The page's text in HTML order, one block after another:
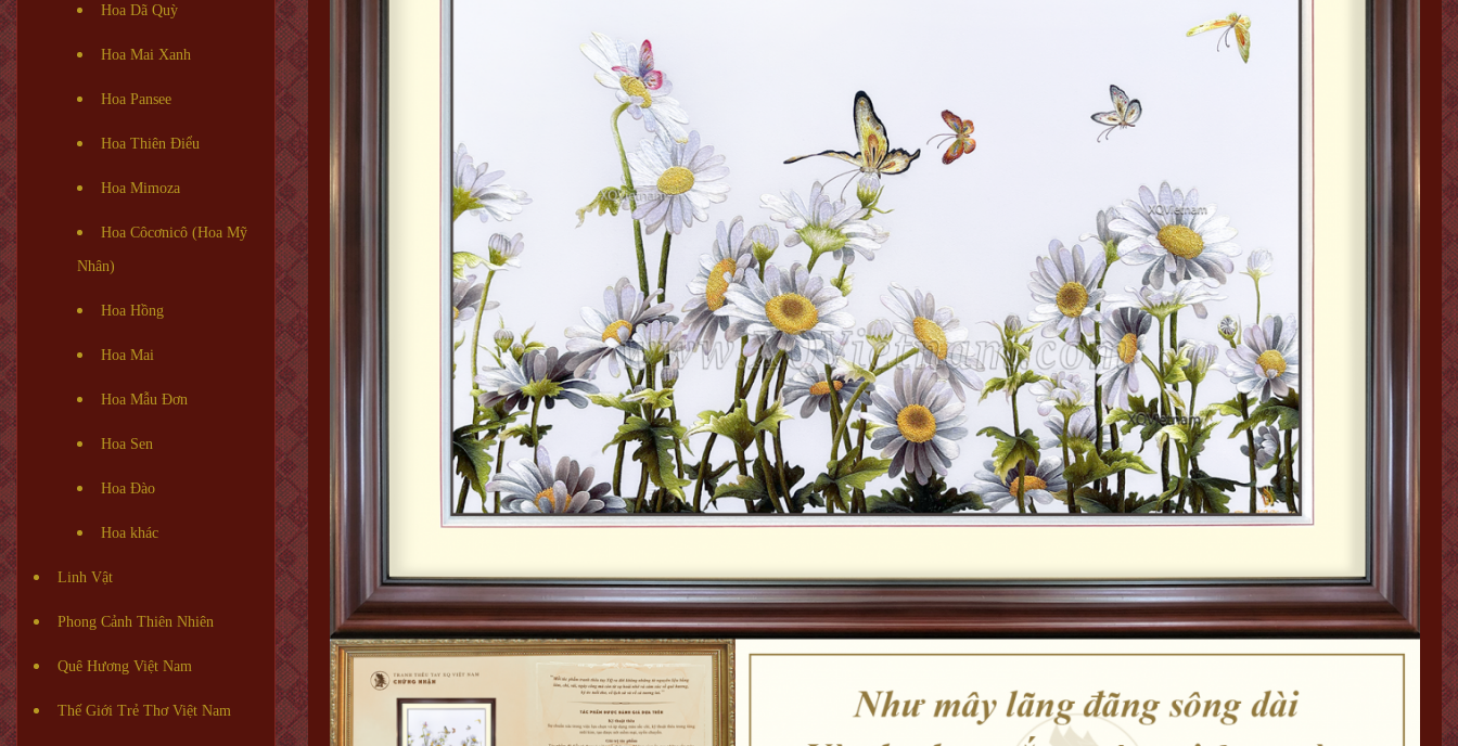
Hoa Dã Quỳ
Hoa Mai Xanh
Hoa Pansee
Hoa Thiên Điểu
Hoa Mimoza
Hoa Côcơnicô (Hoa Mỹ
Nhân)
Hoa Hồng
Hoa Mai
Hoa Mẫu Đơn
Hoa Sen
Hoa Đào
Hoa khác
Linh Vật
Phong Cảnh Thiên Nhiên
Quê Hương Việt Nam
Thế Giới Trẻ Thơ Việt Nam